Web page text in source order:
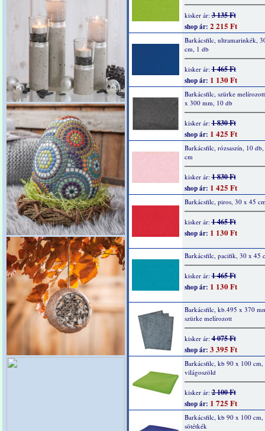
kisker ár:3 135 Ft
shop ár: 2 215 Ft
Barkácsfilc, ultramarinkék,
cm, 1 db
kisker ár:1 465 Ft
shop ár: 1 130 Ft
Barkácsfilc, szürke
x 300 mm, 10 db
kisker ár:1 830 Ft
shop ár: 1 425 Ft
Barkácsfilc, rózsaszín, 10
cm
kisker ár:1 830 Ft
shop ár: 1 425 Ft
Barkácsfilc, piros, 30 x 45
kisker ár:1 465 Ft
shop ár: 1 130 Ft
Barkácsfilc, pacifik, 30 x 45
kisker ár:1 465 Ft
shop ár: 1 130 Ft
Barkácsfilc, kb.495 x 370
szürke melírozott
kisker ár:4 075 Ft
shop ár: 3 395 Ft
Barkácsfilc, kb 90 x 100 cm,
világoszöld
kisker ár:2 100 Ft
shop ár: 1 725 Ft
Barkácsfilc, kb 90 x 100 cm,
sötétkék